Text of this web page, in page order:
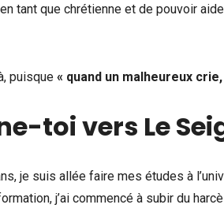
tant que chrétienne et de pouvoir
puisque « quand un malheureux
toi vers Le
je suis allée faire mes études à
j’ai commencé à subir du